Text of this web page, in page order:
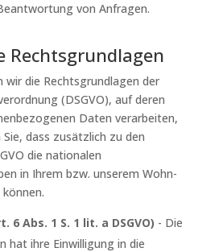
von Anfragen.
Rechtsgrundlagen
wir die Rechtsgrundlagen der
(DSGVO), auf deren
Daten verarbeiten,
dass zusätzlich zu den
die nationalen
in Ihrem bzw. unserem Wohn-
6 Abs. 1 S. 1 lit. a DSGVO) - Die
hat ihre Einwilligung in die